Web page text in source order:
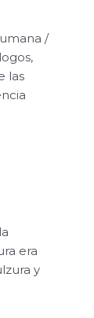
/
las
era
y